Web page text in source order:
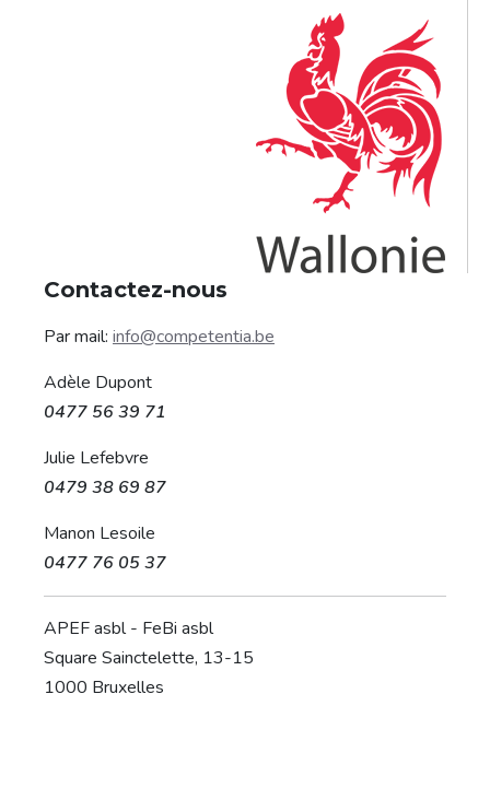
Contactez-nous
Par mail: info@competentia.be
Adèle Dupont
0477 56 39 71
Julie Lefebvre
0479 38 69 87
Manon Lesoile
0477 76 05 37
APEF asbl - FeBi asbl
Square Sainctelette, 13-15
1000 Bruxelles